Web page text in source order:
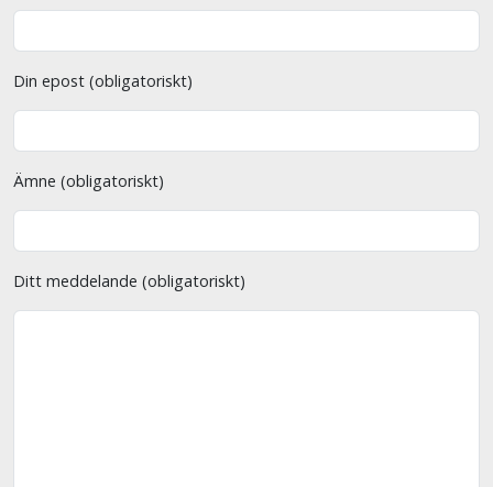
Din epost (obligatoriskt)
Ämne (obligatoriskt)
Ditt meddelande (obligatoriskt)